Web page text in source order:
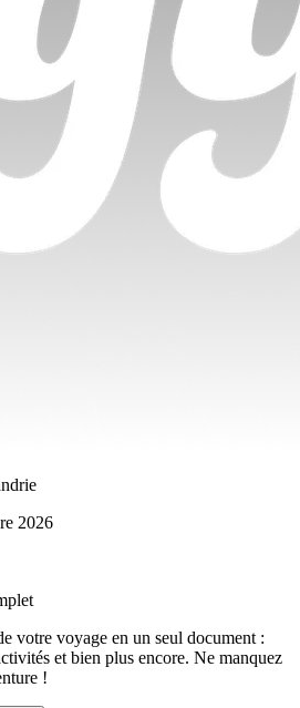
2026
votre voyage en un seul document :
et bien plus encore. Ne manquez
!